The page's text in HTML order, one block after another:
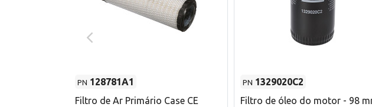
PN 128781A1
Filtro de Ar Primário Case CE
PN 1329020C2
Filtro de óleo do motor - 98